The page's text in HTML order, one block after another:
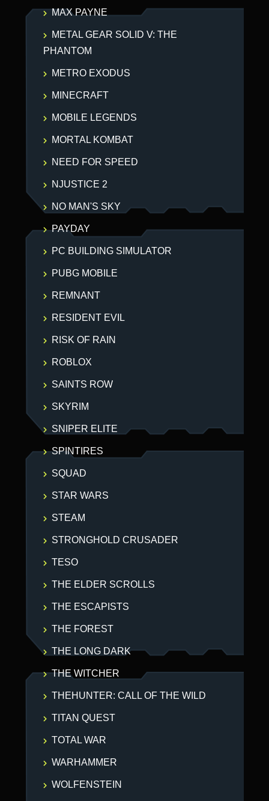
MAX PAYNE
METAL GEAR SOLID V: THE
PHANTOM
METRO EXODUS
MINECRAFT
MOBILE LEGENDS
MORTAL KOMBAT
NEED FOR SPEED
NJUSTICE 2
NO MAN'S SKY
PAYDAY
PC BUILDING SIMULATOR
PUBG MOBILE
REMNANT
RESIDENT EVIL
RISK OF RAIN
ROBLOX
SAINTS ROW
SKYRIM
SNIPER ELITE
SPINTIRES
SQUAD
STAR WARS
STEAM
STRONGHOLD CRUSADER
TESO
THE ELDER SCROLLS
THE ESCAPISTS
THE FOREST
THE LONG DARK
THE WITCHER
THEHUNTER: CALL OF THE WILD
TITAN QUEST
TOTAL WAR
WARHAMMER
WOLFENSTEIN